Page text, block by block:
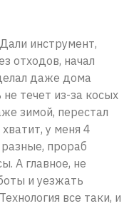
Дали инструмент,
отходов, начал
даже дома
течет из-за косых
зимой, перестал
у меня 4
прораб
А главное, не
и уезжать
все таки, и